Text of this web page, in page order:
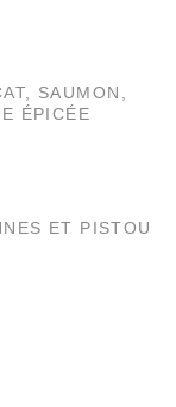
SAUMON,
ÉPICÉE
ET PISTOU